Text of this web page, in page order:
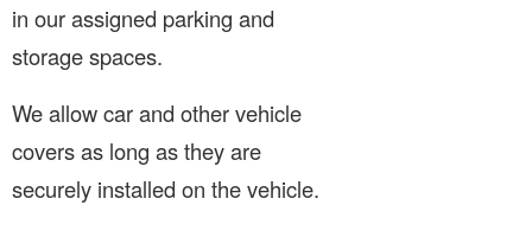
in our assigned parking and
storage spaces.
We allow car and other vehicle
covers as long as they are
securely installed on the vehicle.